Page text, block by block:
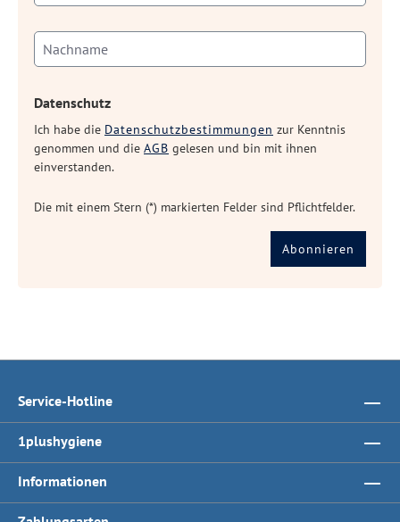
Datenschutz
Ich habe die Datenschutzbestimmungen zur Kenntnis
genommen und die AGB gelesen und bin mit ihnen
einverstanden.
Die mit einem Stern (*) markierten Felder sind Pflichtfelder.
Abonnieren
Service-Hotline
1plushygiene
Informationen